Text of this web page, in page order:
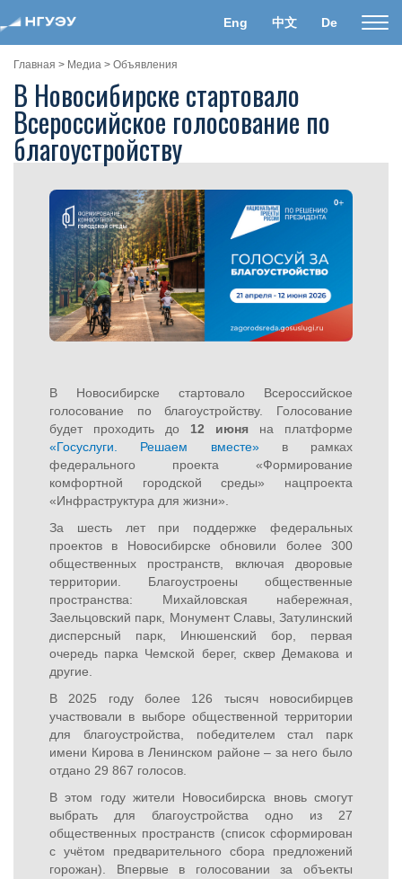
Eng 中文 De
Главная > Медиа > Объявления
В Новосибирске стартовало
Всероссийское голосование по
благоустройству
В Новосибирске стартовало Всероссийское
голосование по благоустройству. Голосование
будет проходить до 12 июня на платформе
«Госуслуги. Решаем вместе»в рамках
федерального проекта «Формирование
комфортной городской среды» нацпроекта
«Инфраструктура для жизни».
За шесть лет при поддержке федеральных
проектов в Новосибирске обновили более 300
общественных пространств, включая дворовые
территории. Благоустроены общественные
пространства: Михайловская набережная,
Заельцовский парк, Монумент Славы, Затулинский
дисперсный парк, Инюшенский бор, первая
очередь парка Чемской берег, сквер Демакова и
другие.
В 2025 году более 126 тысяч новосибирцев
участвовали в выборе общественной территории
для благоустройства, победителем стал парк
имени Кирова в Ленинском районе – за него было
отдано 29 867 голосов.
В этом году жители Новосибирска вновь смогут
выбрать для благоустройства одно из 27
общественных пространств (список сформирован
с учётом предварительного сбора предложений
горожан). Впервые в голосовании за объекты